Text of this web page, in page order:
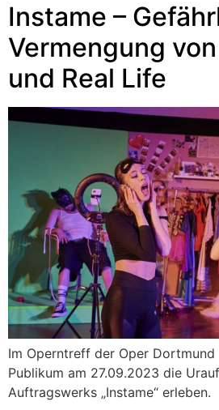
Instame –
Vermengung
und Real Life
Im Operntreff der Oper
Publikum am 27.09.2023 die
Auftragswerks „Instame“ erleben.